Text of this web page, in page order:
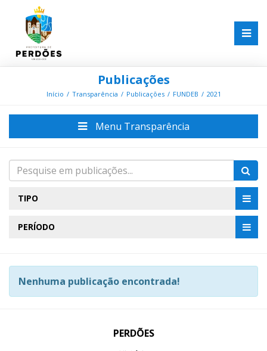
Publicações
Início Transparência Publicações FUNDEB 2021
Menu Transparência
TIPO
PERÍODO
Nenhuma publicação encontrada!
PERDÕES